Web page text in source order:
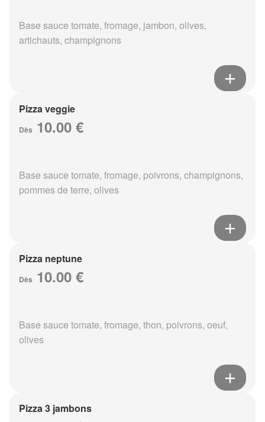
Base sauce tomate, fromage, jambon, olives,
artichauts, champignons
Pizza veggie
Dès 10.00 €
Base sauce tomate, fromage, poivrons, champignons,
pommes de terre, olives
Pizza neptune
Dès 10.00 €
Base sauce tomate, fromage, thon, poivrons, oeuf,
olives
Pizza 3 jambons